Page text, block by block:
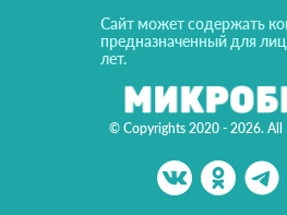
© Copyrights 2020 - 2026. All
Сайт может содержать
предназначенный для
лет.